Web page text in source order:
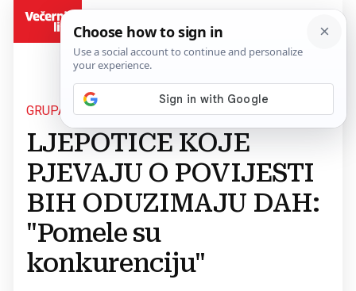
GRUPA LELEK
LJEPOTICE KOJE
PJEVAJU O POVIJESTI
BIH ODUZIMAJU DAH:
"Pomele su
konkurenciju"